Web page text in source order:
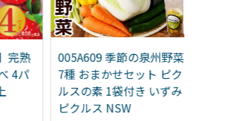
熟
パ
005A609 季節の泉州野菜
7種 おまかせセット ピク
ルスの素 1袋付き いずみ
ピクルス NSW